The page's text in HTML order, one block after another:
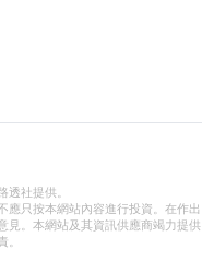
透社提供。
應只按本網站內容進行投資。在作出
見。本網站及其資訊供應商竭力提供
。